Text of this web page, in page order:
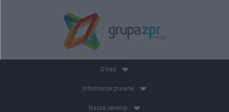
O nas
Informacje prawne
Nasze serwisy